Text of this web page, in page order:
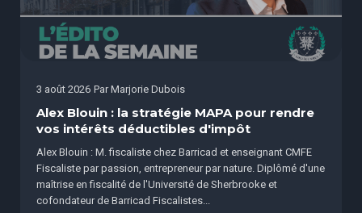
3 août 2026 Par Marjorie Dubois
Alex Blouin : la stratégie MAPA pour rendre
vos intérêts déductibles d'impôt
Alex Blouin : M. fiscaliste chez Barricad et enseignant CMFE
Fiscaliste par passion, entrepreneur par nature. Diplômé d'une
maîtrise en fiscalité de l'Université de Sherbrooke et
cofondateur de Barricad Fiscalistes...